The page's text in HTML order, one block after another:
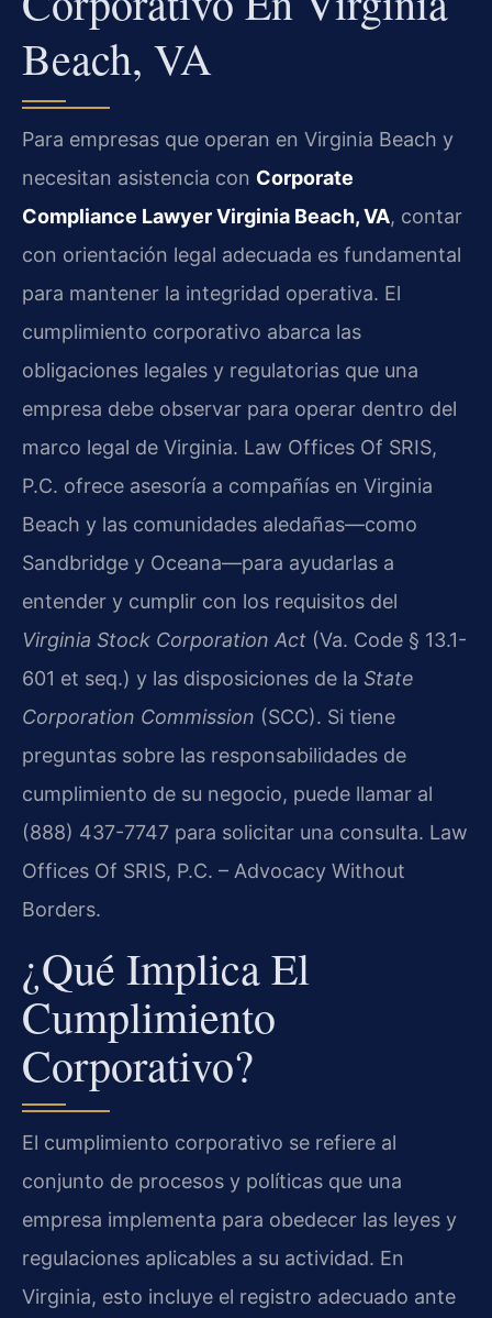
Beach, VA
Para empresas que operan en Virginia Beach y
necesitan asistencia con Corporate
Compliance Lawyer Virginia Beach, VA, contar
con orientación legal adecuada es fundamental
para mantener la integridad operativa. El
cumplimiento corporativo abarca las
obligaciones legales y regulatorias que una
empresa debe observar para operar dentro del
marco legal de Virginia. Law Offices Of SRIS,
P.C. ofrece asesoría a compañías en Virginia
Beach y las comunidades aledañas—como
Sandbridge y Oceana—para ayudarlas a
entender y cumplir con los requisitos del
Virginia Stock Corporation Act (Va. Code § 13.1-
601 et seq.) y las disposiciones de la State
Corporation Commission (SCC). Si tiene
preguntas sobre las responsabilidades de
cumplimiento de su negocio, puede llamar al
(888) 437-7747 para solicitar una consulta. Law
Offices Of SRIS, P.C. – Advocacy Without
Borders.
¿Qué Implica El
Cumplimiento
Corporativo?
El cumplimiento corporativo se refiere al
conjunto de procesos y políticas que una
empresa implementa para obedecer las leyes y
regulaciones aplicables a su actividad. En
Virginia, esto incluye el registro adecuado ante